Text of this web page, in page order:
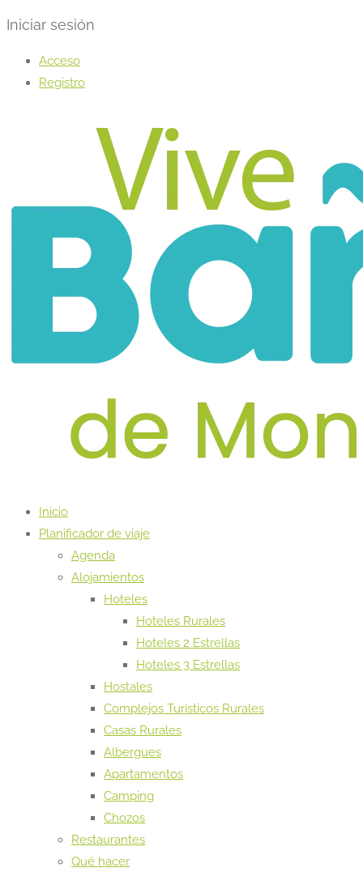
Iniciar sesión
Acceso
Registro
Inicio
Planificador de viaje
Agenda
Alojamientos
Hoteles
Hoteles Rurales
Hoteles 2 Estrellas
Hoteles 3 Estrellas
Hostales
Complejos Turísticos Rurales
Casas Rurales
Albergues
Apartamentos
Camping
Chozos
Restaurantes
Qué hacer